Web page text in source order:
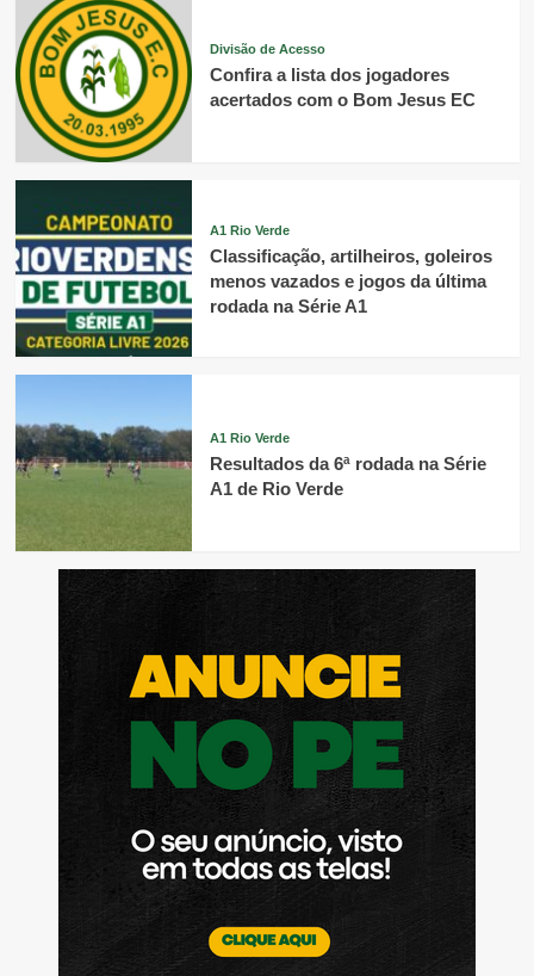
Divisão de Acesso
Confira a lista dos jogadores
acertados com o Bom Jesus EC
A1 Rio Verde
Classificação, artilheiros, goleiros
menos vazados e jogos da última
rodada na Série A1
A1 Rio Verde
Resultados da 6ª rodada na Série
A1 de Rio Verde